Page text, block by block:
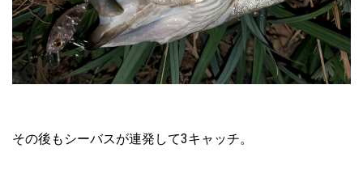
その後もシーバスが連発して3キャッチ。